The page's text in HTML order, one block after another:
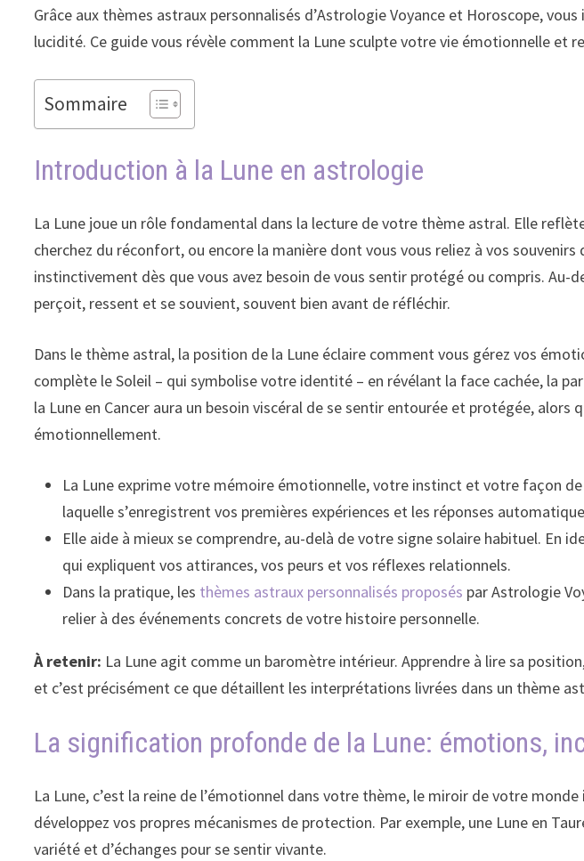
Grâce aux thèmes astraux personnalisés d’Astrologie Voyance et Horoscope,
lucidité. Ce guide vous révèle comment la Lune sculpte votre vie émotionnelle et
Sommaire
Introduction à la Lune en astrologie
La Lune joue un rôle fondamental dans la lecture de votre thème astral. Elle
cherchez du réconfort, ou encore la manière dont vous vous reliez à vos
instinctivement dès que vous avez besoin de vous sentir protégé ou compris.
perçoit, ressent et se souvient, souvent bien avant de réfléchir.
Dans le thème astral, la position de la Lune éclaire comment vous gérez vos
complète le Soleil – qui symbolise votre identité – en révélant la face cachée, la
la Lune en Cancer aura un besoin viscéral de se sentir entourée et protégée,
émotionnellement.
La Lune exprime votre mémoire émotionnelle, votre instinct et votre façon
laquelle s’enregistrent vos premières expériences et les réponses
Elle aide à mieux se comprendre, au-delà de votre signe solaire habituel.
qui expliquent vos attirances, vos peurs et vos réflexes relationnels.
Dans la pratique, les thèmes astraux personnalisés proposés par Astrologie
relier à des événements concrets de votre histoire personnelle.
À retenir: La Lune agit comme un baromètre intérieur. Apprendre à lire sa
et c’est précisément ce que détaillent les interprétations livrées dans un thème
La signification profonde de la Lune: émotions,
La Lune, c’est la reine de l’émotionnel dans votre thème, le miroir de votre
développez vos propres mécanismes de protection. Par exemple, une Lune en
variété et d’échanges pour se sentir vivante.